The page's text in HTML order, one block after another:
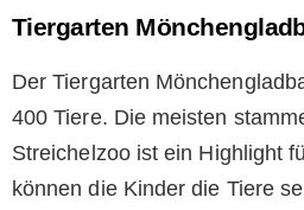
Tiergarten
Der Tiergarten
400 Tiere. Die meisten
Streichelzoo ist ein Highlight
können die Kinder die Tiere